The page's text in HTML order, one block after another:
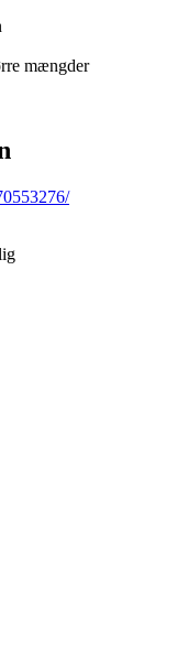
mængder